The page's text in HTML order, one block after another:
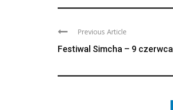
Previous Article
Festiwal Simcha – 9 czerwca